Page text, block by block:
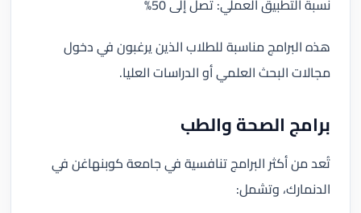
نسبة التطبيق العملي: تصل إلى 50%
هذه البرامج مناسبة للطلاب الذين يرغبون في دخول
مجالات البحث العلمي أو الدراسات العليا.
برامج الصحة والطب
تُعد من أكثر البرامج تنافسية في جامعة كوبنهاغن في
الدنمارك، وتشمل: